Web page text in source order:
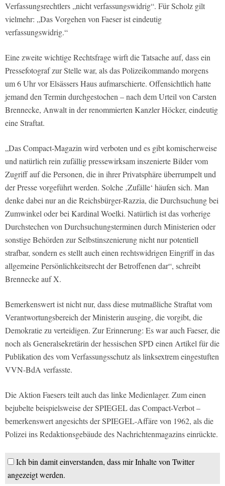
Verfassungsrechtlers „nicht verfassungswidrig“. Für Scholz gilt
vielmehr: „Das Vorgehen von Faeser ist eindeutig
verfassungswidrig.“
Eine zweite wichtige Rechtsfrage wirft die Tatsache auf, dass ein
Pressefotograf zur Stelle war, als das Polizeikommando morgens
um 6 Uhr vor Elsässers Haus aufmarschierte. Offensichtlich hatte
jemand den Termin durchgestochen – nach dem Urteil von Carsten
Brennecke, Anwalt in der renommierten Kanzler Höcker, eindeutig
eine Straftat.
„Das Compact-Magazin wird verboten und es gibt komischerweise
und natürlich rein zufällig pressewirksam inszenierte Bilder vom
Zugriff auf die Personen, die in ihrer Privatsphäre überrumpelt und
der Presse vorgeführt werden. Solche ‚Zufälle‘ häufen sich. Man
denke dabei nur an die Reichsbürger-Razzia, die Durchsuchung bei
Zumwinkel oder bei Kardinal Woelki. Natürlich ist das vorherige
Durchstechen von Durchsuchungsterminen durch Ministerien oder
sonstige Behörden zur Selbstinszenierung nicht nur potentiell
strafbar, sondern es stellt auch einen rechtswidrigen Eingriff in das
allgemeine Persönlichkeitsrecht der Betroffenen dar“, schreibt
Brennecke auf X.
Bemerkenswert ist nicht nur, dass diese mutmaßliche Straftat vom
Verantwortungsbereich der Ministerin ausging, die vorgibt, die
Demokratie zu verteidigen. Zur Erinnerung: Es war auch Faeser, die
noch als Generalsekretärin der hessischen SPD einen Artikel für die
Publikation des vom Verfassungsschutz als linksextrem eingestuften
VVN-BdA verfasste.
Die Aktion Faesers teilt auch das linke Medienlager. Zum einen
bejubelte beispielsweise der SPIEGEL das Compact-Verbot –
bemerkenswert angesichts der SPIEGEL-Affäre von 1962, als die
Polizei ins Redaktionsgebäude des Nachrichtenmagazins einrückte.
Ich bin damit einverstanden, dass mir Inhalte von Twitter
angezeigt werden.